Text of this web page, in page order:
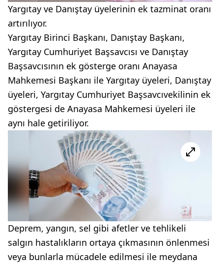
Yargıtay ve Danıştay üyelerinin ek tazminat oranı
artırılıyor.
Yargıtay Birinci Başkanı, Danıştay Başkanı,
Yargıtay Cumhuriyet Başsavcısı ve Danıştay
Başsavcısının ek gösterge oranı Anayasa
Mahkemesi Başkanı ile Yargıtay üyeleri, Danıştay
üyeleri, Yargıtay Cumhuriyet Başsavcıvekilinin ek
göstergesi de Anayasa Mahkemesi üyeleri ile
aynı hale getiriliyor.
Deprem, yangın, sel gibi afetler ve tehlikeli
salgın hastalıkların ortaya çıkmasının önlenmesi
veya bunlarla mücadele edilmesi ile meydana